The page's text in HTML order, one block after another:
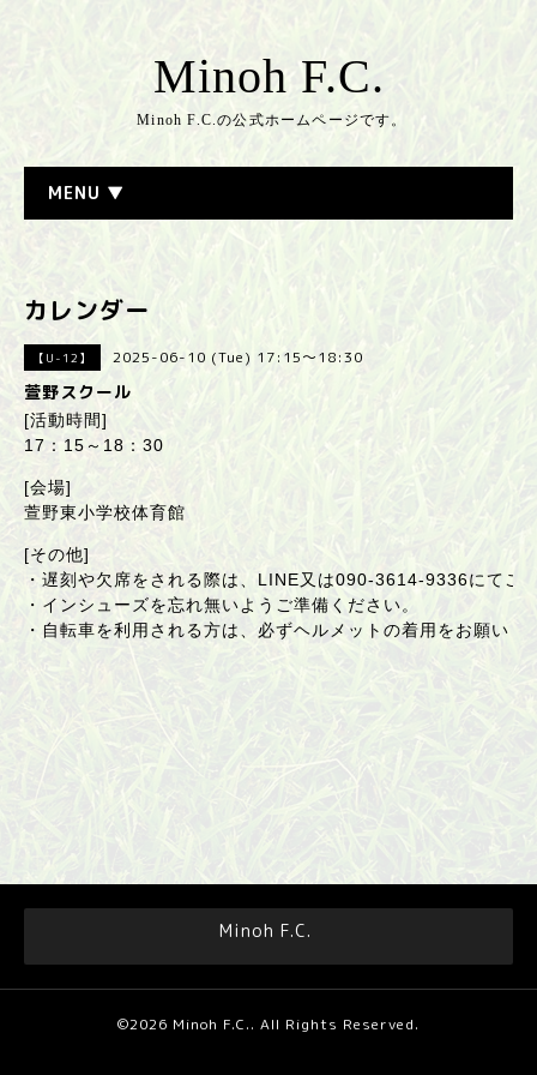
Minoh F.C.
Minoh F.C.の公式ホームページです。
MENU ▼
カレンダー
【U-12】 2025-06-10 (Tue) 17:15～18:30
萱野スクール
[活動時間]
17：15～18：30
[会場]
萱野東小学校体育館
[その他]
・遅刻や欠席をされる際は、LINE又は090-3614-9336にてご
・インシューズを忘れ無いようご準備ください。
・自転車を利用される方は、必ずヘルメットの着用をお願いし
Minoh F.C.
©2026 Minoh F.C.. All Rights Reserved.